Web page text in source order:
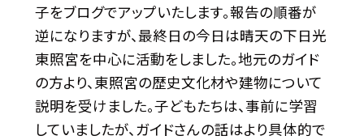
子をブログでアップいたします。報告の順番が
逆になりますが、最終日の今日は晴天の下日光
東照宮を中心に活動をしました。地元のガイド
の方より、東照宮の歴史文化材や建物について
説明を受けました。子どもたちは、事前に学習
していましたが、ガイドさんの話はより具体的で